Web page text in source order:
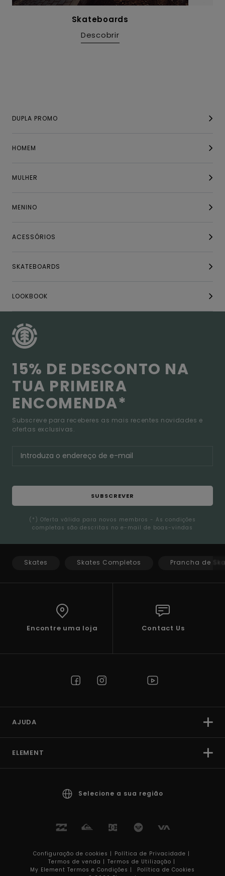
Skateboards
Descobrir
DUPLA PROMO
HOMEM
MULHER
MENINO
ACESSÓRIOS
SKATEBOARDS
LOOKBOOK
15% DE DESCONTO NA
TUA PRIMEIRA
ENCOMENDA*
Subscreve para receberes as mais recentes novidades e
ofertas exclusivas.
SUBSCREVER
(*) Oferta válida para novos membros - As condições
completas são descritas no e-mail de boas-vindas
Skates Skates Completos Prancha de
Encontre uma loja Contact Us
AJUDA
ELEMENT
Selecione a sua região
Configuração de cookies | Política de Privacidade |
Termos de venda | Termos de Utilizaçâo |
My Element Termos e Condições |
Política de Cookies